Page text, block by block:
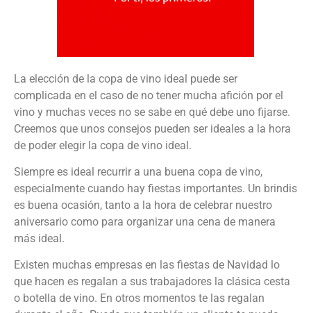
La elección de la copa de vino ideal puede ser
complicada en el caso de no tener mucha afición por el
vino y muchas veces no se sabe en qué debe uno fijarse.
Creemos que unos consejos pueden ser ideales a la hora
de poder elegir la copa de vino ideal.
Siempre es ideal recurrir a una buena copa de vino,
especialmente cuando hay fiestas importantes. Un brindis
es buena ocasión, tanto a la hora de celebrar nuestro
aniversario como para organizar una cena de manera
más ideal.
Existen muchas empresas en las fiestas de Navidad lo
que hacen es regalan a sus trabajadores la clásica cesta
o botella de vino. En otros momentos te las regalan